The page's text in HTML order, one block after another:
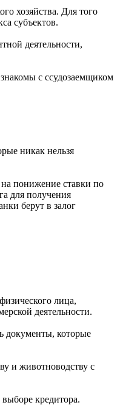
хозяйства. Для того
субъектов.
деятельности,
с ссудозаемщиком
никак нельзя
на понижение ставки по
для получения
берут в залог
лица,
деятельности.
документы, которые
и животноводству с
кредитора.